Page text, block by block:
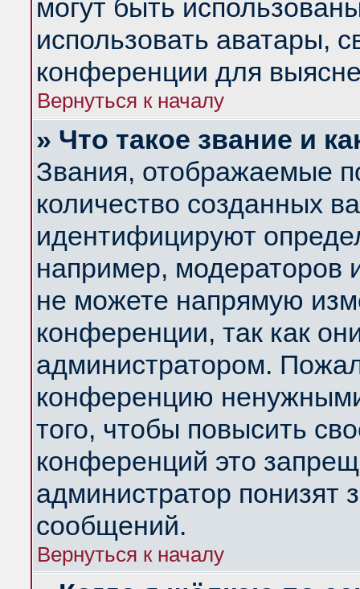
могут быть
использовать аватары,
конференции для
Вернуться к началу
» Что такое звание и
Звания, отображаемые
количество созданных
идентифицируют
например, модераторов
не можете напрямую
конференции, так как
администратором.
конференцию
того, чтобы повысить
конференций это
администратор понизят
сообщений.
Вернуться к началу